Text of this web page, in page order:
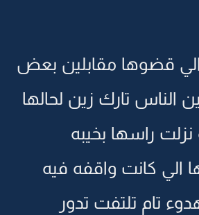
قضوها مقابلين بعض
الناس تارك زين لحالها
راسها بخيبه
الي كانت واقفه فيه
تام تلتفت تدور